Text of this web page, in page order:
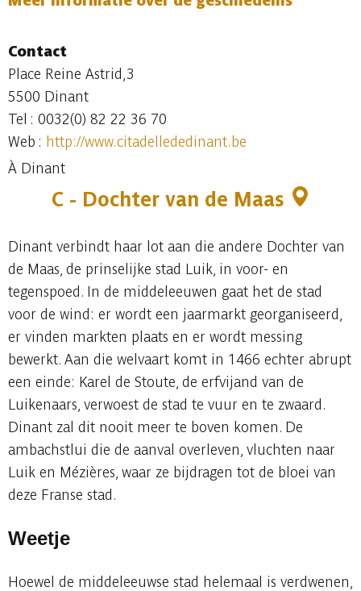
Contact
Place Reine Astrid,3
5500 Dinant
Tel : 0032(0) 82 22 36 70
Web : http://www.citadellededinant.be
À Dinant
C - Dochter van de Maas
Dinant verbindt haar lot aan die andere Dochter van
de Maas, de prinselijke stad Luik, in voor- en
tegenspoed. In de middeleeuwen gaat het de stad
voor de wind: er wordt een jaarmarkt georganiseerd,
er vinden markten plaats en er wordt messing
bewerkt. Aan die welvaart komt in 1466 echter abrupt
een einde: Karel de Stoute, de erfvijand van de
Luikenaars, verwoest de stad te vuur en te zwaard.
Dinant zal dit nooit meer te boven komen. De
ambachstlui die de aanval overleven, vluchten naar
Luik en Mézières, waar ze bijdragen tot de bloei van
deze Franse stad.
Weetje
Hoewel de middeleeuwse stad helemaal is verdwenen,